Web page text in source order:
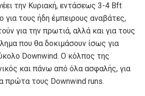
την Κυριακή, εντάσεως 3-4 Bft
για τους ήδη έμπειρους αναβάτες,
για την πρωτιά, αλλά και για τους
που θα δοκιμάσουν ίσως για
Downwind. Ο κόλπος της
και πάνω από όλα ασφαλής, για
πρώτα τους Downwind runs.